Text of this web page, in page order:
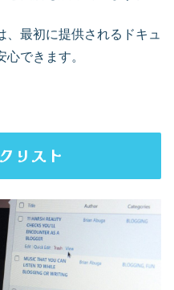
最初に提供されるドキュ
できます。
リスト